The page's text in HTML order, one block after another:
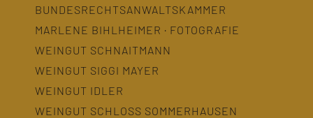
BUNDESRECHTSANWALTSKAMMER
MARLENE BIHLHEIMER · FOTOGRAFIE
WEINGUT SCHNAITMANN
WEINGUT SIGGI MAYER
WEINGUT IDLER
WEINGUT SCHLOSS SOMMERHAUSEN